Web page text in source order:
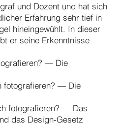
und Dozent und hat sich
Erfahrung sehr tief in
hineingewühlt. In dieser
er seine Erkenntnisse
— Die
fotografieren? — Die
fotografieren? — Das
das Design-Gesetz